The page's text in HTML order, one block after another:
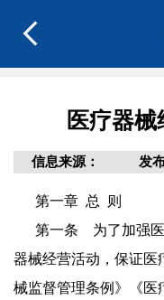
医疗器
信息来源： 发
第一章 总
则
第一条 为了加强医
器械经营活动，保证医
械监督管理条例》《医